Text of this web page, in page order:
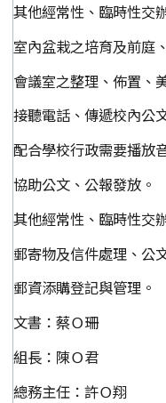
其他經常性、臨時性交
室內盆栽之培育及前庭
會議室之整理、佈置、
接聽電話、傳遞校內公
配合學校行政需要播放
協助公文、公報發放。
其他經常性、臨時性交
郵寄物及信件處理、公
郵資添購登記與管理。
文書：蔡Ｏ珊
組長：陳Ｏ君
總務主任：許Ｏ翔